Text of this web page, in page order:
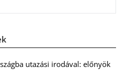
utazási irodával: előnyök